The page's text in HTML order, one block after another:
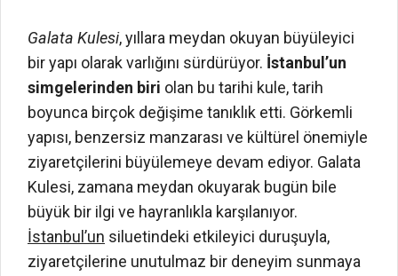
Galata Kulesi, yıllara meydan okuyan büyüleyici
bir yapı olarak varlığını sürdürüyor. İstanbul’un
simgelerinden biri olan bu tarihi kule, tarih
boyunca birçok değişime tanıklık etti. Görkemli
yapısı, benzersiz manzarası ve kültürel önemiyle
ziyaretçilerini büyülemeye devam ediyor. Galata
Kulesi, zamana meydan okuyarak bugün bile
büyük bir ilgi ve hayranlıkla karşılanıyor.
İstanbul’un siluetindeki etkileyici duruşuyla,
ziyaretçilerine unutulmaz bir deneyim sunmaya